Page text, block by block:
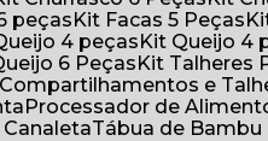
peças
Kit Facas 5 Peças
4 peças Kit Queijo 4
6 Peças Kit
Compartilhamentos e
Processador de
Canaleta
Tábua de